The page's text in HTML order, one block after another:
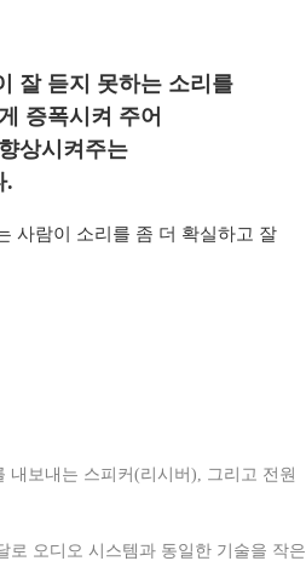
잘 듣지 못하는 소리를
증폭시켜 주어
상시켜주는
.
사람이 소리를 좀 더 확실하고 잘
내보내는 스피커(리시버), 그리고 전원
로 오디오 시스템과 동일한 기술을 작은